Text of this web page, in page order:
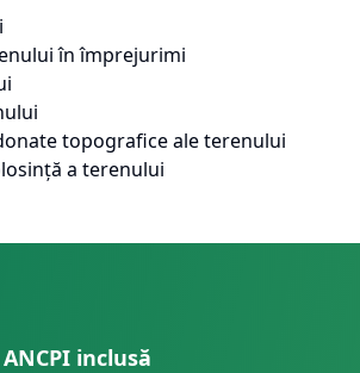
în împrejurimi
topografice ale terenului
a terenului
inclusă